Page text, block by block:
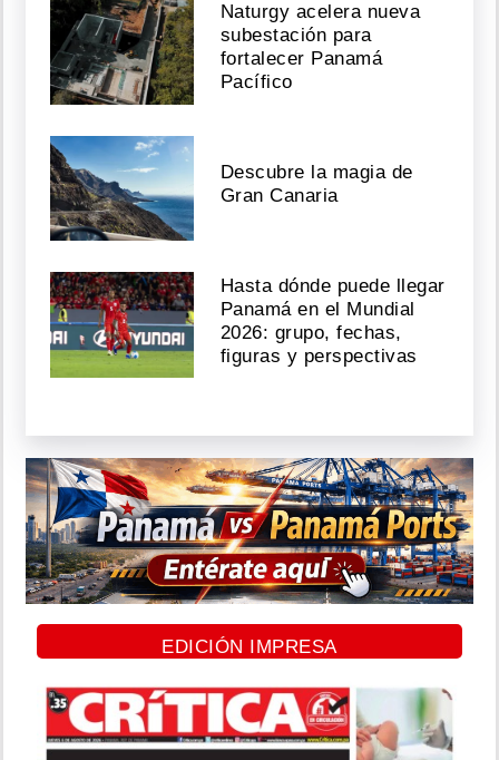
Naturgy acelera nueva
subestación para
fortalecer Panamá
Pacífico
Descubre la magia de
Gran Canaria
Hasta dónde puede llegar
Panamá en el Mundial
2026: grupo, fechas,
figuras y perspectivas
EDICIÓN IMPRESA